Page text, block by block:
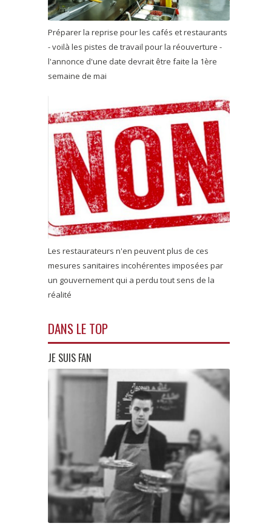
Préparer la reprise pour les cafés et restaurants
- voilà les pistes de travail pour la réouverture -
l'annonce d'une date devrait être faite la 1ère
semaine de mai
Les restaurateurs n'en peuvent plus de ces
mesures sanitaires incohérentes imposées par
un gouvernement qui a perdu tout sens de la
réalité
DANS LE TOP
JE SUIS FAN